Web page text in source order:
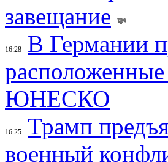
завещание
16:28
В Германии
ЮНЕСКО
16:25
Трамп
военный